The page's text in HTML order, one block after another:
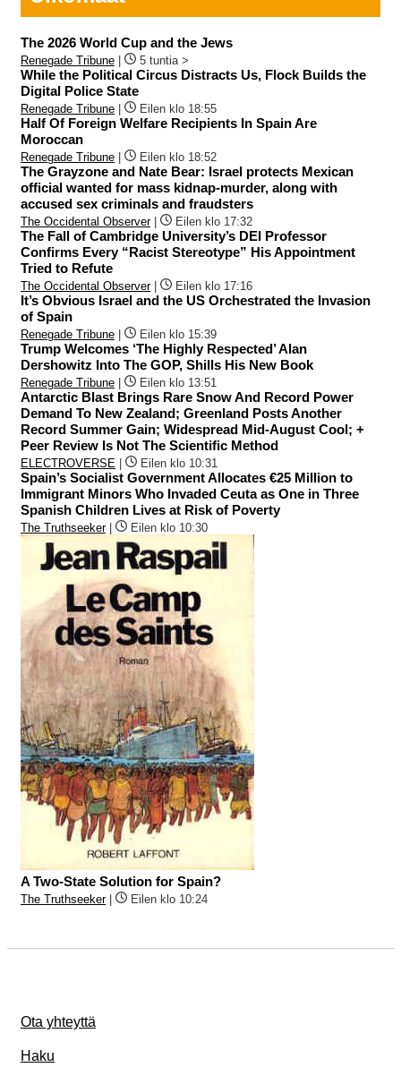
The 2026 World Cup and the Jews
Renegade Tribune 5 tuntia >
While the Political Circus Distracts Us, Flock Builds the
Digital Police State
Renegade Tribune Eilen klo 18:55
Half Of Foreign Welfare Recipients In Spain Are
Moroccan
Renegade Tribune Eilen klo 18:52
The Grayzone and Nate Bear: Israel protects Mexican
official wanted for mass kidnap-murder, along with
accused sex criminals and fraudsters
The Occidental Observer| Eilen klo 17:32
The Fall of Cambridge University’s DEI Professor
Confirms Every “Racist Stereotype” His Appointment
Tried to Refute
The Occidental Observer| Eilen klo 17:16
It’s Obvious Israel and the US Orchestrated the Invasion
of Spain
Renegade Tribune Eilen klo 15:39
Trump Welcomes ‘The Highly Respected’ Alan
Dershowitz Into The GOP, Shills His New Book
Renegade Tribune Eilen klo 13:51
Antarctic Blast Brings Rare Snow And Record Power
Demand To New Zealand; Greenland Posts Another
Record Summer Gain; Widespread Mid-August Cool; +
Peer Review Is Not The Scientific Method
ELECTROVERSE Eilen klo 10:31
Spain’s Socialist Government Allocates €25 Million to
Immigrant Minors Who Invaded Ceuta as One in Three
Spanish Children Lives at Risk of Poverty
The Truthseeker| Eilen klo 10:30
A Two-State Solution for Spain?
The Truthseeker| Eilen klo 10:24
Ota yhteyttä
Haku